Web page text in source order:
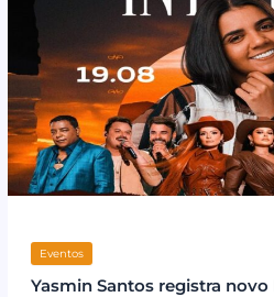
Eventos
Yasmin Santos registra